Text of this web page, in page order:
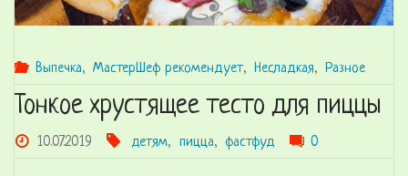
Выпечка, МастерШеф рекомендует, Несладкая, Разное
Тонкое хрустящее тесто для пиццы
10.07.2019 детям, пицца, фастфуд 0